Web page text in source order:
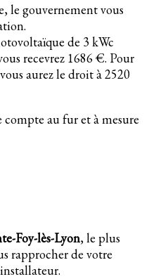
le gouvernement vous
de 3 kWc
recevrez 1686 €. Pour
aurez le droit à 2520
au fur et à mesure
Foy-lès-Lyon, le plus
rapprocher de votre